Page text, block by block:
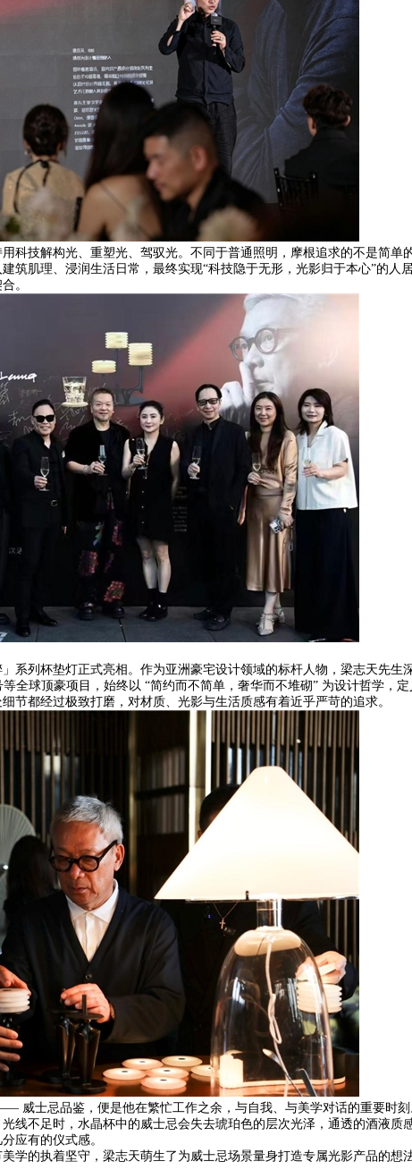
科技解构光、重塑光、驾驭光。不同于普通照明，摩根追求的不是简单
筑肌理、浸润生活日常，最终实现“科技隐于无形，光影归于本心”的人
。
系列杯垫灯正式亮相。作为亚洲豪宅设计领域的标杆人物，梁志天先生
全球顶豪项目，始终以 “简约而不简单，奢华而不堆砌” 为设计哲学，定
节都经过极致打磨，对材质、光影与生活质感有着近乎严苛的追求。
威士忌品鉴，便是他在繁忙工作之余，与自我、与美学对话的重要时
线不足时，水晶杯中的威士忌会失去琥珀色的层次光泽，通透的酒液质
应有的仪式感。
学的执着坚守，梁志天萌生了为威士忌场景量身打造专属光影产品的想